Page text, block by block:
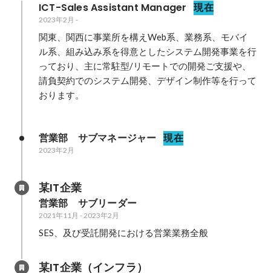
ICT-Sales Assistant Manager 現在
2023年2月 -
関東、関西に事業所を構えWeb系、業務系、モバイ
ル系、組み込み系を得意としたシステム開発事業を行
っており、主に常駐型/リモートでの開発ご支援や、
請負契約でのシステム開発、デザイン制作等を行って
おります。
営業部　サブマネージャー 現在
2023年2月
某IT企業
営業部　サブリーダー
2021年11月 -2023年2月
SES、及び受託開発における営業業務全般
某IT企業（インフラ）